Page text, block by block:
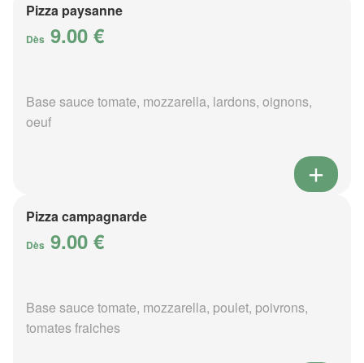
Pizza paysanne
Dès 9.00 €
Base sauce tomate, mozzarella, lardons, oignons,
oeuf
Pizza campagnarde
Dès 9.00 €
Base sauce tomate, mozzarella, poulet, poivrons,
tomates fraiches